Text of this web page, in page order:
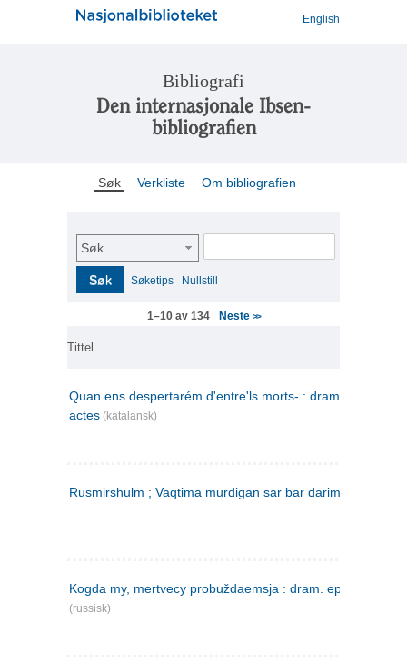
English
Bibliografi
Den internasjonale Ibsen-
bibliografien
Søk Verkliste Om bibliografien
Søk
Søk Søketips Nullstill
1–10 av 134 Neste >>
Tittel
Quan ens despertarém d'entre'ls morts- : drama en tres
actes (katalansk)
Rusmirshulm ; Vaqtima murdigan sar bar darim
Kogda my, mertvecy probuždaemsja : dram. epilog v 3 d
(russisk)